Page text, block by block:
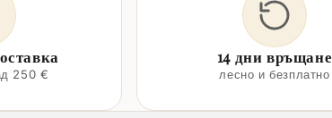
250 €
14 дни връщане
лесно и безплатно